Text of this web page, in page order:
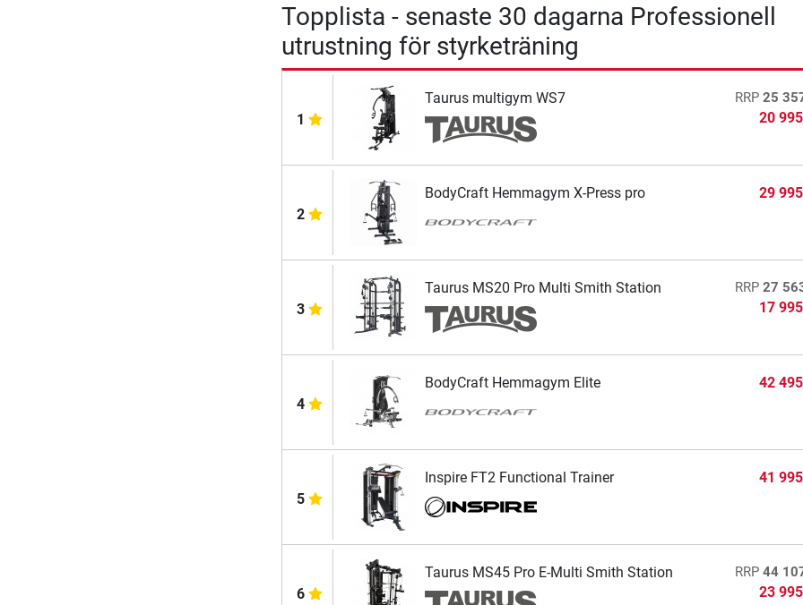
Topplista - senaste 30 dagarna Professionell
utrustning för styrketräning
1
Taurus multigym WS7 RRP 25
20
2
BodyCraft Hemmagym X-Press pro 29
3
Taurus MS20 Pro Multi Smith Station RRP 27
17
4
BodyCraft Hemmagym Elite 42
5
Inspire FT2 Functional Trainer 41
6
Taurus MS45 Pro E-Multi Smith Station RRP 44
23